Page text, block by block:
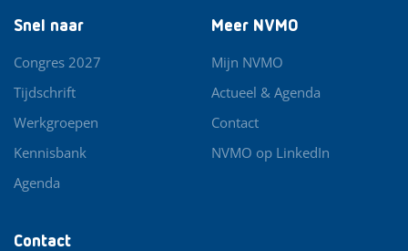
Contact
Snel naar
Congres 2027
Tijdschrift
Werkgroepen
Kennisbank
Agenda
Meer NVMO
Mijn NVMO
Actueel & Agenda
Contact
NVMO op LinkedIn